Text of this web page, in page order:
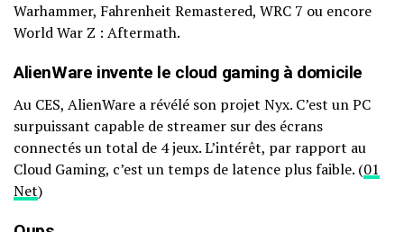
Warhammer, Fahrenheit Remastered, WRC 7 ou encore
World War Z : Aftermath.
AlienWare invente le cloud gaming à domicile
Au CES, AlienWare a révélé son projet Nyx. C’est un PC
surpuissant capable de streamer sur des écrans
connectés un total de 4 jeux. L’intérêt, par rapport au
Cloud Gaming, c’est un temps de latence plus faible. (01
Net)